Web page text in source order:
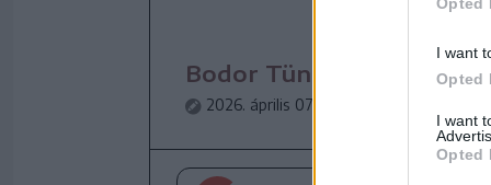
I want
Opted
I want
Opted
Bodor Tünde
2026. április 07., 15:24